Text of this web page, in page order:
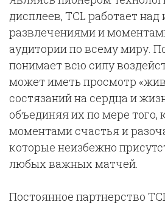
дисплеев, TCL работает
развлечениями и
аудитории по всему миру.
понимает всю силу
может иметь просмотр
состязаний на сердца и
объединяя их по мере того,
моментами счастья и
которые неизбежно
любых важных матчей.
Постоянное партнерство